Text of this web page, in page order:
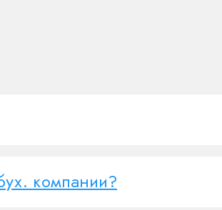
компании?